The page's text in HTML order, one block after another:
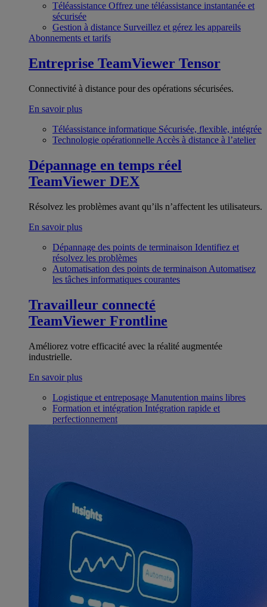
Téléassistance Offrez une téléassistance instantanée et
sécurisée
Gestion à distance Surveillez et gérez les appareils
Abonnements et tarifs
Entreprise TeamViewer Tensor
Connectivité à distance pour des opérations sécurisées.
En savoir plus
Téléassistance informatique Sécurisée, flexible, intégrée
Technologie opérationnelle Accès à distance à l’atelier
Dépannage en temps réel
TeamViewer DEX
Résolvez les problèmes avant qu’ils n’affectent les utilisateurs.
En savoir plus
Dépannage des points de terminaison Identifiez et
résolvez les problèmes
Automatisation des points de terminaison Automatisez
les tâches informatiques courantes
Travailleur connecté
TeamViewer Frontline
Améliorez votre efficacité avec la réalité augmentée
industrielle.
En savoir plus
Logistique et entreposage Manutention mains libres
Formation et intégration Intégration rapide et
perfectionnement